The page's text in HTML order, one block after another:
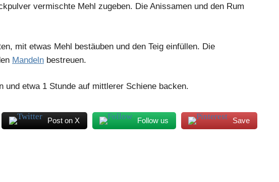
vermischte Mehl zugeben. Die Anissamen und den Rum
mit etwas Mehl bestäuben und den Teig einfüllen. Die
Mandeln bestreuen.
und etwa 1 Stunde auf mittlerer Schiene backen.
Post on X Follow us Save